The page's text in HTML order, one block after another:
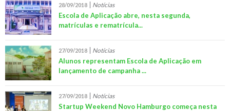
28/09/2018 Notícias
Escola de Aplicação abre, nesta segunda,
matrículas e rematrícula...
27/09/2018 Notícias
Alunos representam Escola de Aplicação em
lançamento de campanha ...
27/09/2018 Notícias
Startup Weekend Novo Hamburgo começa nesta